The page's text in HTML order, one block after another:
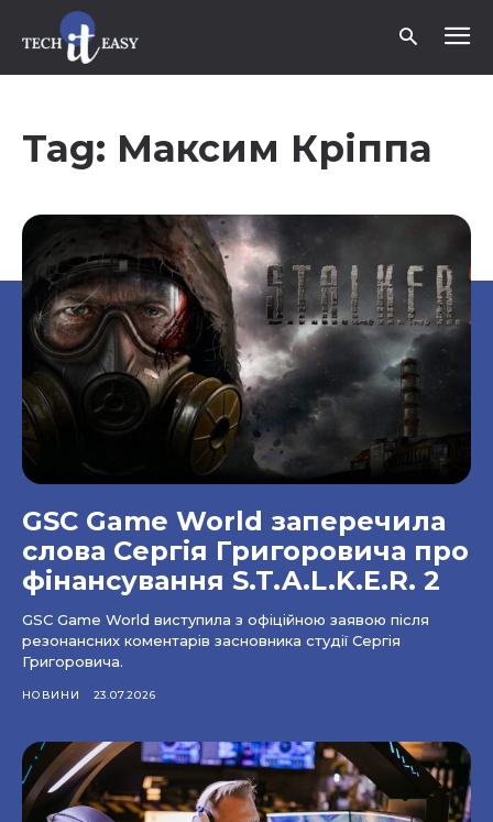
Tag: Максим Кріппа
GSC Game World заперечила
слова Сергія Григоровича про
фінансування S.T.A.L.K.E.R. 2
GSC Game World виступила з офіційною заявою після
резонансних коментарів засновника студії Сергія
Григоровича.
НОВИНИ 23.07.2026